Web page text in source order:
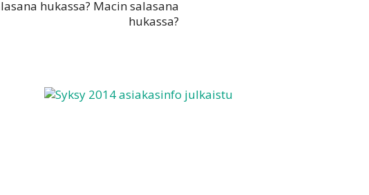
hukassa? Macin salasana
hukassa?